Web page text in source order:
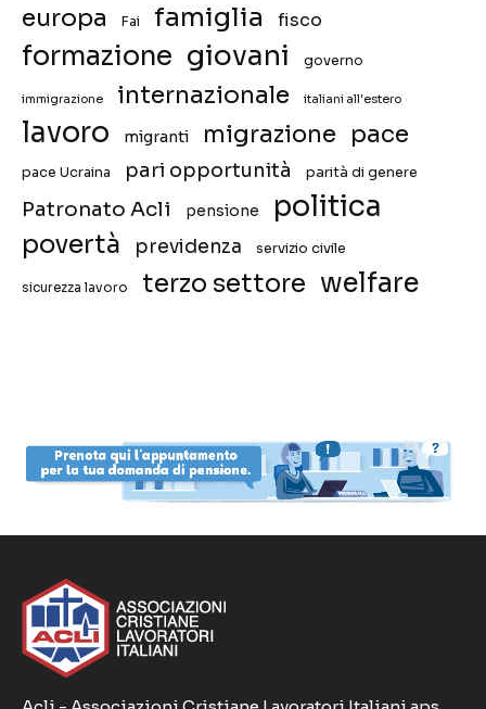
europa Fai famiglia fisco
formazione giovani governo
immigrazione internazionale italiani all'estero
lavoro migranti migrazione pace
pace Ucraina pari opportunità parità di genere
Patronato Acli pensione politica
povertà previdenza servizio civile
sicurezza lavoro terzo settore welfare